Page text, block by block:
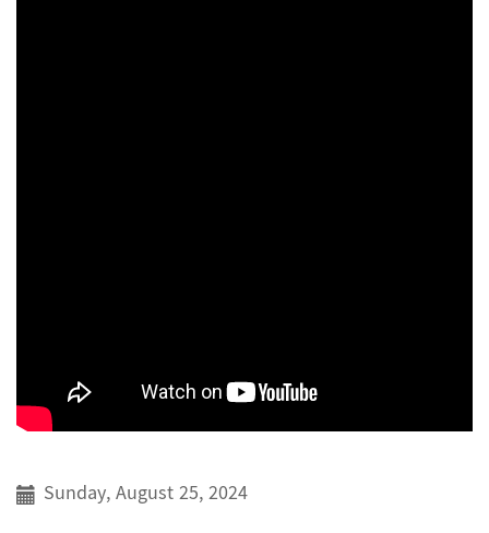
Sunday, August 25, 2024